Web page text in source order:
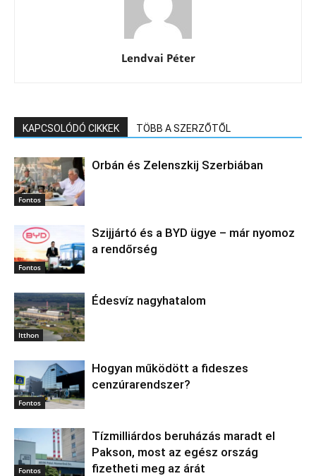
Lendvai Péter
KAPCSOLÓDÓ CIKKEK TÖBB A SZERZŐTŐL
Fontos
Orbán és Zelenszkij Szerbiában
Fontos
Szijjártó és a BYD ügye – már nyomoz
a rendőrség
Itthon
Édesvíz nagyhatalom
Fontos
Hogyan működött a fideszes
cenzúrarendszer?
Fontos
Tízmilliárdos beruházás maradt el
Pakson, most az egész ország
fizetheti meg az árát